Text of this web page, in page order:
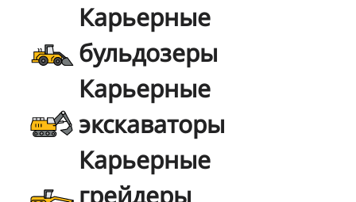
Карьерные
бульдозеры
Карьерные
экскаваторы
Карьерные
грейдеры